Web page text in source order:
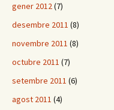
gener 2012(7)
desembre 2011 (8)
novembre 2011 (8)
octubre 2011 (7)
setembre 2011 (6)
agost 2011 (4)